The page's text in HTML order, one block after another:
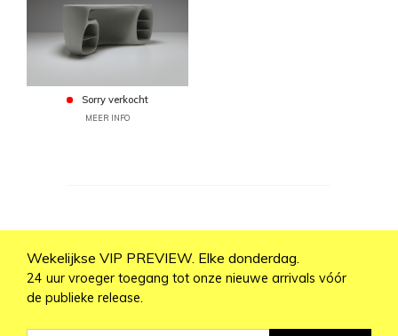
Sorry verkocht
MEER INFO
Wekelijkse VIP PREVIEW. Elke donderdag.
24 uur vroeger toegang tot onze nieuwe arrivals vóór
de publieke release.